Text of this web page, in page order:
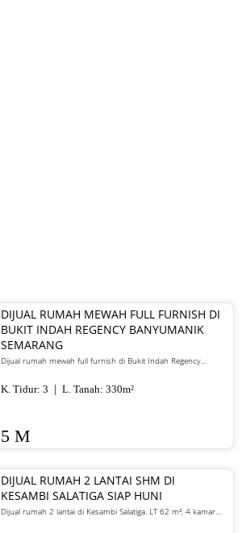
DIJUAL RUMAH MEWAH FULL FURNISH DI
BUKIT INDAH REGENCY BANYUMANIK
SEMARANG
Dijual rumah mewah full furnish di Bukit Indah Regency
premium. Harga 5 M nego
K. Tidur: 3 L. Tanah: 330m²
5 M
DIJUAL RUMAH 2 LANTAI SHM DI
KESAMBI SALATIGA SIAP HUNI
Dijual rumah 2 lantai di Kesambi Salatiga. LT 62 m², 4 kamar